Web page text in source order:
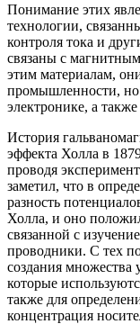
Понимание этих
технологии,
контроля тока и
связаны с
этим материалам,
промышленности,
электронике, а
История
эффекта Холла в
проводя
заметил, что в
разность
Холла, и оно
связанной с
проводники. С тех
создания множества
которые
также для
концентрация